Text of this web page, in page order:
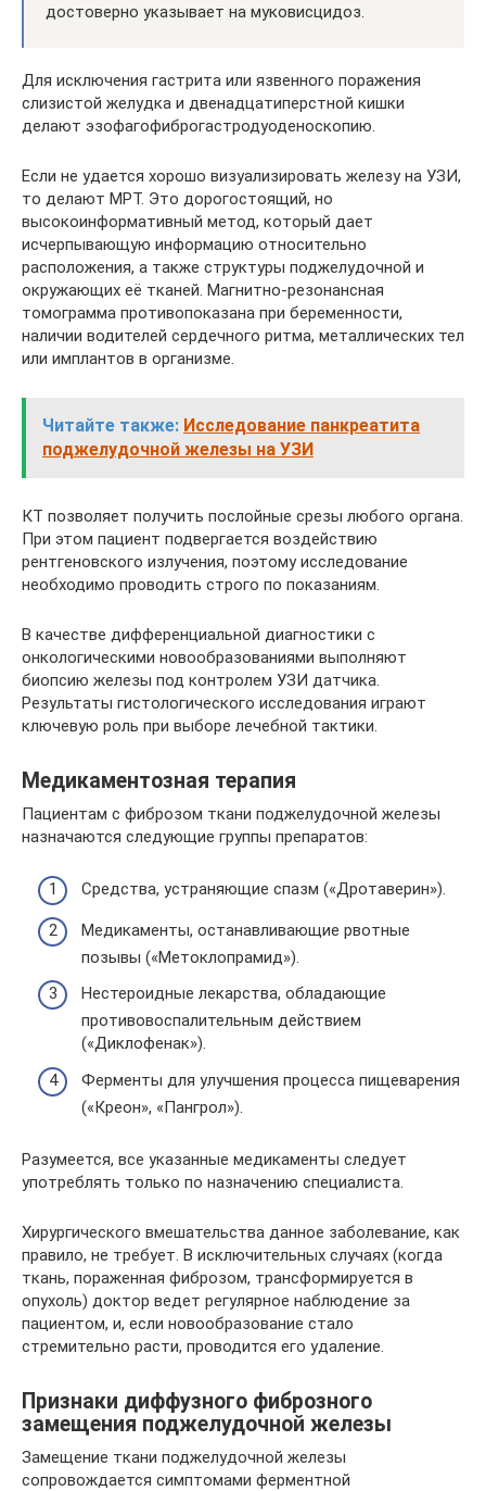
достоверно указывает на муковисцидоз.
Для исключения гастрита или язвенного поражения
слизистой желудка и двенадцатиперстной кишки
делают эзофагофиброгастродуоденоскопию.
Если не удается хорошо визуализировать железу на УЗИ,
то делают МРТ. Это дорогостоящий, но
высокоинформативный метод, который дает
исчерпывающую информацию относительно
расположения, а также структуры поджелудочной и
окружающих её тканей. Магнитно-резонансная
томограмма противопоказана при беременности,
наличии водителей сердечного ритма, металлических тел
или имплантов в организме.
Читайте также: Исследование панкреатита
поджелудочной железы на УЗИ
КТ позволяет получить послойные срезы любого органа.
При этом пациент подвергается воздействию
рентгеновского излучения, поэтому исследование
необходимо проводить строго по показаниям.
В качестве дифференциальной диагностики с
онкологическими новообразованиями выполняют
биопсию железы под контролем УЗИ датчика.
Результаты гистологического исследования играют
ключевую роль при выборе лечебной тактики.
Медикаментозная терапия
Пациентам с фиброзом ткани поджелудочной железы
назначаются следующие группы препаратов:
Средства, устраняющие спазм («Дротаверин»).
Медикаменты, останавливающие рвотные
позывы («Метоклопрамид»).
Нестероидные лекарства, обладающие
противовоспалительным действием
(«Диклофенак»).
Ферменты для улучшения процесса пищеварения
(«Креон», «Пангрол»).
Разумеется, все указанные медикаменты следует
употреблять только по назначению специалиста.
Хирургического вмешательства данное заболевание, как
правило, не требует. В исключительных случаях (когда
ткань, пораженная фиброзом, трансформируется в
опухоль) доктор ведет регулярное наблюдение за
пациентом, и, если новообразование стало
стремительно расти, проводится его удаление.
Признаки диффузного фиброзного
замещения поджелудочной железы
Замещение ткани поджелудочной железы
сопровождается симптомами ферментной